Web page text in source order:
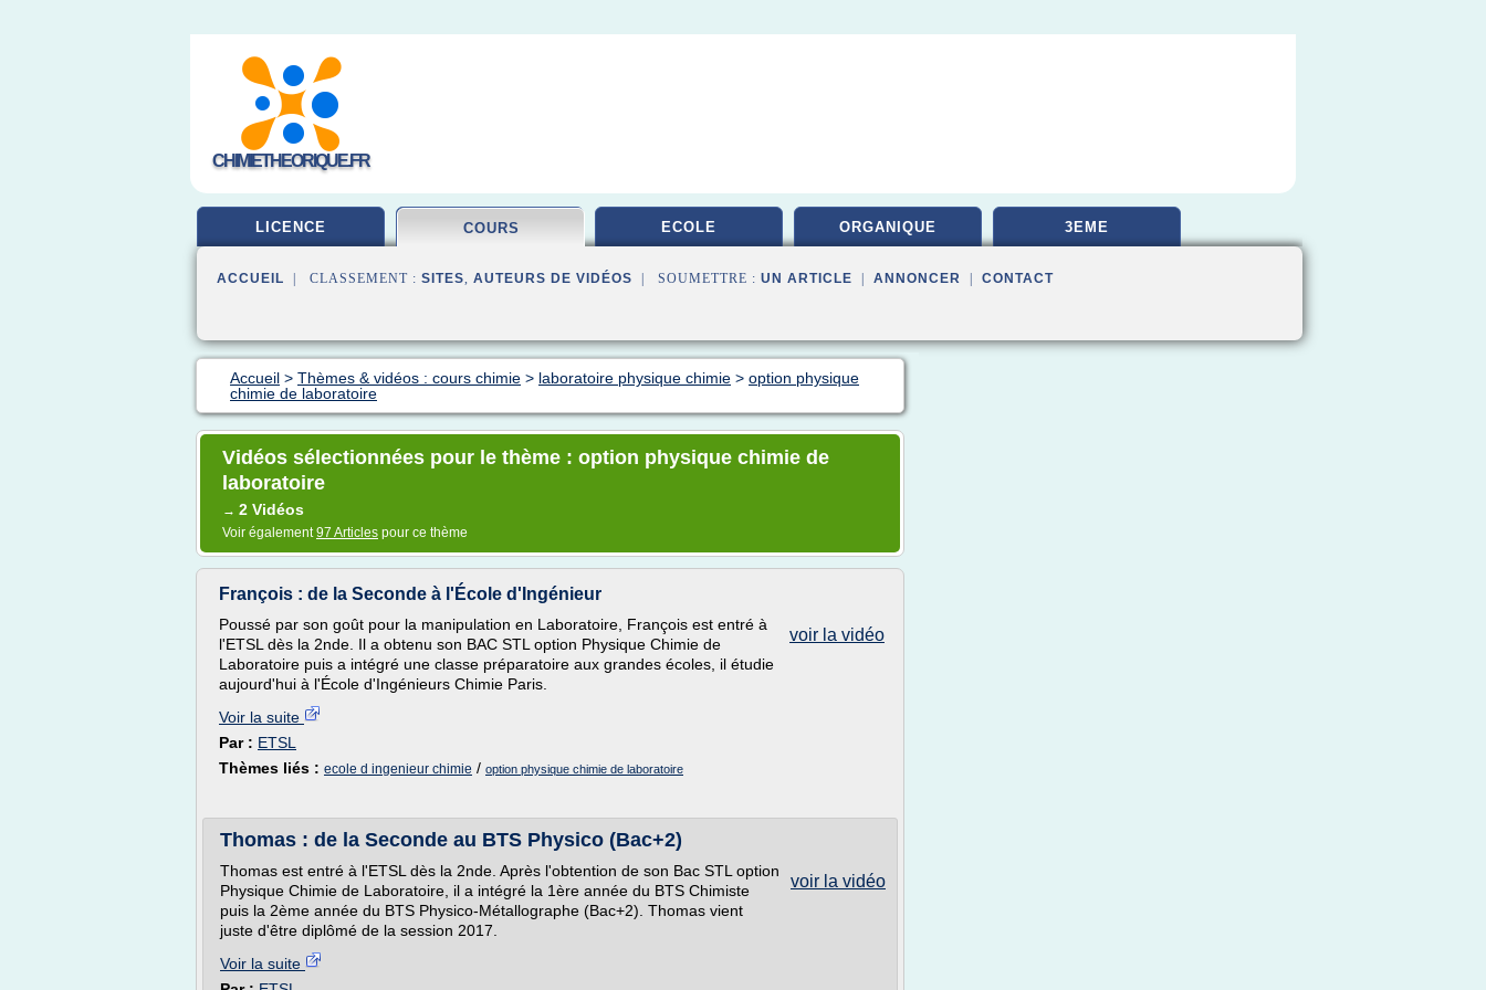
CHIMIETHEORIQUE.FR
LICENCE COURS ECOLE ORGANIQUE 3EME
ACCUEIL | CLASSEMENT : SITES, AUTEURS DE VIDÉOS | SOUMETTRE : UN ARTICLE ANNONCER CONTACT
Accueil > Thèmes & vidéos : cours chimie > laboratoire physique chimie > option physique
chimie de laboratoire
Vidéos sélectionnées pour le thème : option physique chimie de
laboratoire
→ 2 Vidéos
Voir également97 Articles pour ce thème
François : de la Seconde à l'École d'Ingénieur
voir la vidéo
Poussé par son goût pour la manipulation en Laboratoire, François est entré à
l'ETSL dès la 2nde. Il a obtenu son BAC STL option Physique Chimie de
Laboratoire puis a intégré une classe préparatoire aux grandes écoles, il étudie
aujourd'hui à l'École d'Ingénieurs Chimie Paris.
Voir la suite
Par : ETSL
Thèmes liés : ecole d ingenieur chimie / option physique chimie de laboratoire
Thomas : de la Seconde au BTS Physico (Bac+2)
voir la vidéo
Thomas est entré à l'ETSL dès la 2nde. Après l'obtention de son Bac STL option
Physique Chimie de Laboratoire, il a intégré la 1ère année du BTS Chimiste
puis la 2ème année du BTS Physico-Métallographe (Bac+2). Thomas vient
juste d'être diplômé de la session 2017.
Voir la suite